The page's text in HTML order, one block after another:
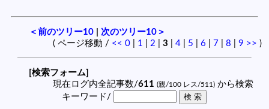
＜前のツリー10
次のツリー10＞
( ページ移動 / << 0 1 2 3 4 5 6 7 8 9 >> )
[検索フォーム]
現在ログ内全記事数/611 (親/100 レス/511) から検索
キーワード/